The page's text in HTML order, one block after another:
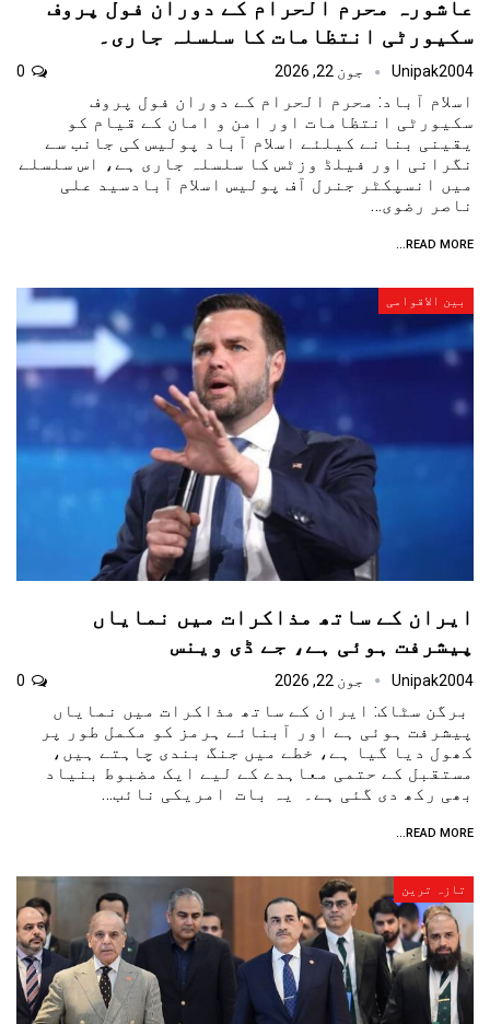
عاشورہ محرم الحرام کے دوران فول پروف
سکیورٹی انتظامات کا سلسلہ جاری۔
Unipak2004 جون 22, 2026
اسلام آباد: محرم الحرام کے دوران فول پروف
سکیورٹی انتظامات اور امن و امان کے قیام کو
یقینی بنانے کیلئے اسلام آباد پولیس کی جانب سے
نگرانی اور فیلڈ وزٹس کا سلسلہ جاری ہے، اس سلسلے
میں انسپکٹر جنرل آف پولیس اسلام آبادسید علی
ناصر رضوی…
READ MORE...
بین الاقوامی
ایران کے ساتھ مذاکرات میں نمایاں
پیشرفت ہوئی ہے، جے ڈی وینس
Unipak2004 جون 22, 2026
برگن سٹاک: ایران کے ساتھ مذاکرات میں نمایاں
پیشرفت ہوئی ہے اور آبنائے ہرمز کو مکمل طور پر
کھول دیا گیا ہے، خطے میں جنگ بندی چاہتے ہیں،
مستقبل کے حتمی معاہدے کے لیے ایک مضبوط بنیاد
بھی رکھ دی گئی ہے۔ یہ بات امریکی نائب…
READ MORE...
تازہ ترین